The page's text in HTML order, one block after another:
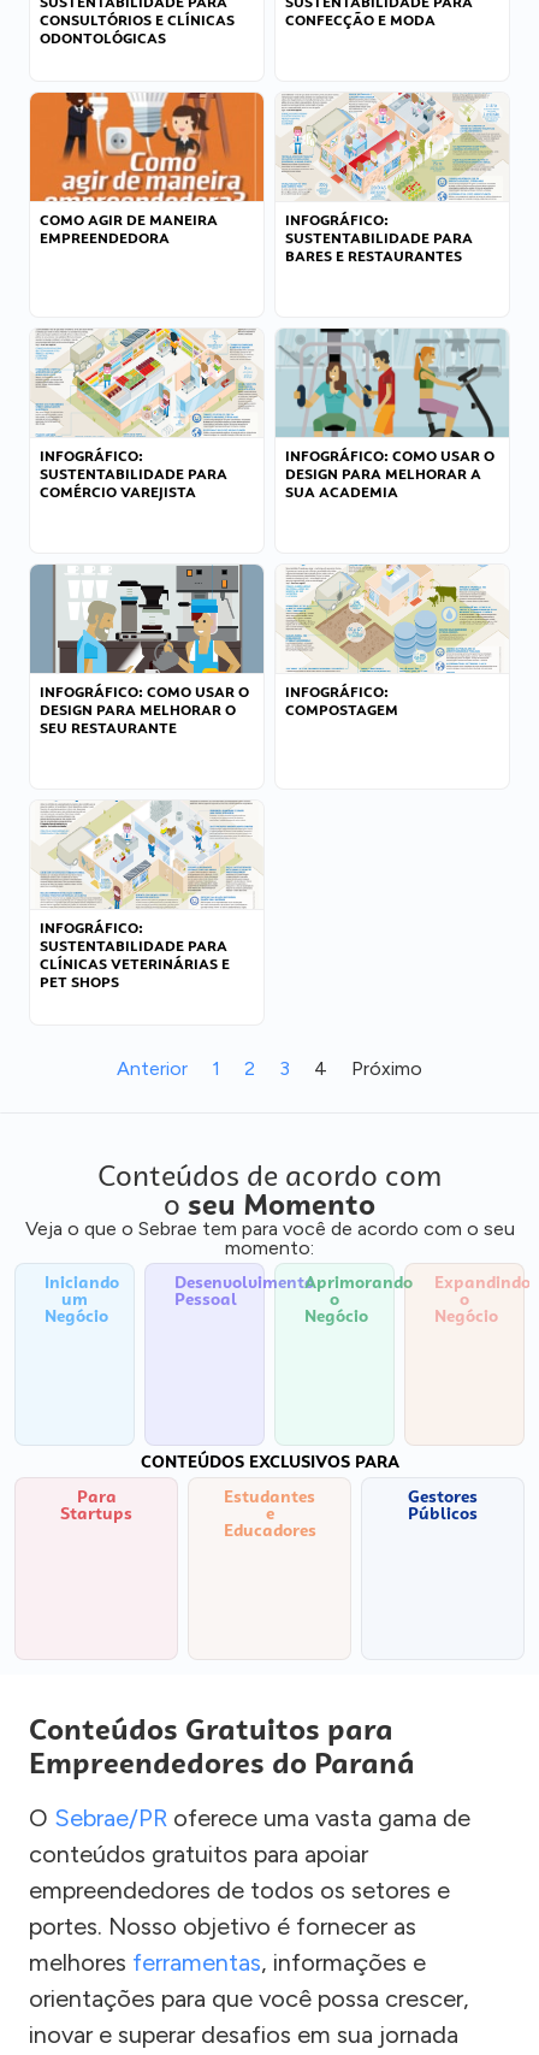
CONSULTÓRIOS E CLÍNICAS
ODONTOLÓGICAS
CONFECÇÃO E MODA
COMO AGIR DE MANEIRA
EMPREENDEDORA
INFOGRÁFICO:
SUSTENTABILIDADE PARA
BARES E RESTAURANTES
INFOGRÁFICO:
SUSTENTABILIDADE PARA
COMÉRCIO VAREJISTA
INFOGRÁFICO: COMO USAR O
DESIGN PARA MELHORAR A
SUA ACADEMIA
INFOGRÁFICO: COMO USAR O
DESIGN PARA MELHORAR O
SEU RESTAURANTE
INFOGRÁFICO:
COMPOSTAGEM
INFOGRÁFICO:
SUSTENTABILIDADE PARA
CLÍNICAS VETERINÁRIAS E
PET SHOPS
Anterior 1 2 3 4 Próximo
Conteúdos de acordo com
o seu Momento
Veja o que o Sebrae tem para você de acordo com o seu
momento:
Iniciando
um
Negócio
Desenvolvimento
Pessoal
Aprimorando
o
Negócio
Expandindo
o
Negócio
CONTEÚDOS EXCLUSIVOS PARA
Para
Startups
Estudantes
e
Educadores
Gestores
Públicos
Conteúdos Gratuitos para
Empreendedores do Paraná
O Sebrae/PR oferece uma vasta gama de
conteúdos gratuitos para apoiar
empreendedores de todos os setores e
portes. Nosso objetivo é fornecer as
melhores ferramentas, informações e
orientações para que você possa crescer,
inovar e superar desafios em sua jornada